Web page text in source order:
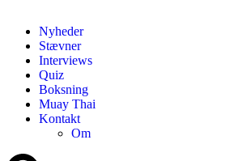
Nyheder
Stævner
Interviews
Quiz
Boksning
Muay Thai
Kontakt
Om